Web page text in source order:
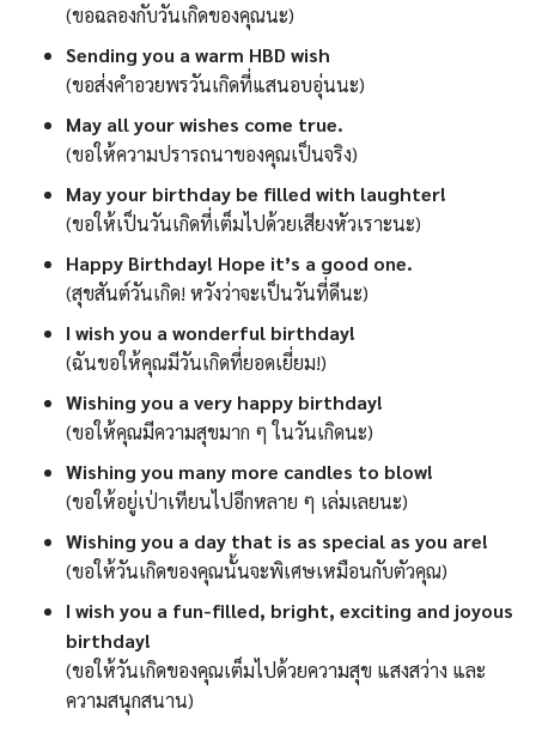
(ขอฉลองกับวันเกิดของคุณนะ)
Sending you a warm HBD wish
(ขอส่งคำอวยพรวันเกิดที่แสนอบอุ่นนะ)
May all your wishes come true.
(ขอให้ความปรารถนาของคุณเป็นจริง)
May your birthday be filled with laughter!
(ขอให้เป็นวันเกิดที่เต็มไปด้วยเสียงหัวเราะนะ)
Happy Birthday! Hope it’s a good one.
(สุขสันต์วันเกิด! หวังว่าจะเป็นวันที่ดีนะ)
I wish you a wonderful birthday!
(ฉันขอให้คุณมีวันเกิดที่ยอดเยี่ยม!)
Wishing you a very happy birthday!
(ขอให้คุณมีความสุขมาก ๆ ในวันเกิดนะ)
Wishing you many more candles to blow!
(ขอให้อยู่เป่าเทียนไปอีกหลาย ๆ เล่มเลยนะ)
Wishing you a day that is as special as you are!
(ขอให้วันเกิดของคุณนั้นจะพิเศษเหมือนกับตัวคุณ)
I wish you a fun-filled, bright, exciting and joyous
birthday!
(ขอให้วันเกิดของคุณเต็มไปด้วยความสุข แสงสว่าง และ
ความสนุกสนาน)